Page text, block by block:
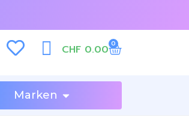
CHF 0.00 0
Marken